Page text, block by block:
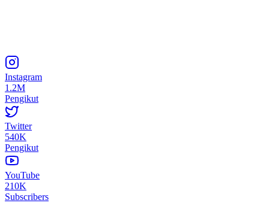
Instagram
1.2M
Pengikut
Twitter
540K
Pengikut
YouTube
210K
Subscribers